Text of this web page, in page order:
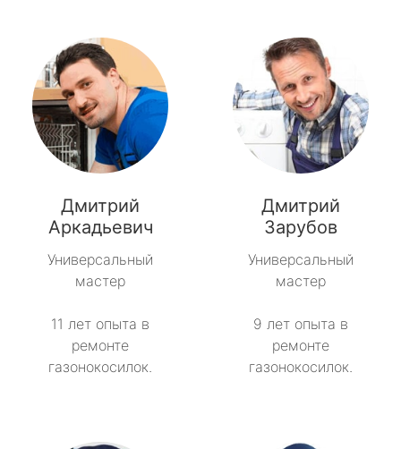
Дмитрий
Аркадьевич
Универсальный
мастер
11 лет опыта в
ремонте
газонокосилок.
Дмитрий
Зарубов
Универсальный
мастер
9 лет опыта в
ремонте
газонокосилок.